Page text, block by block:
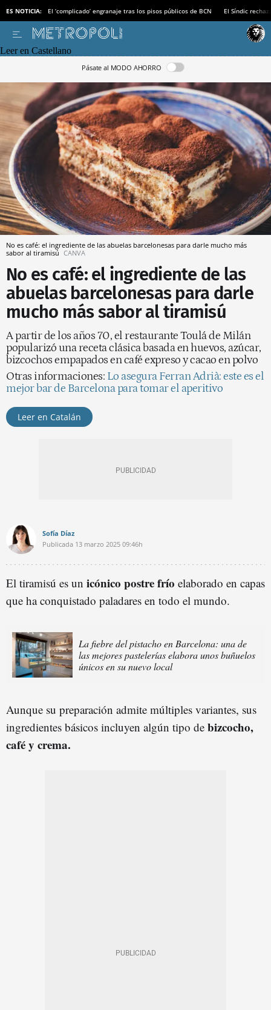
ES NOTICIA: El ‘complicado’ engranaje tras los pisos públicos de BCN El Síndic
Leer en Castellano
Pásate al MODO AHORRO
No es café: el ingrediente de las abuelas barcelonesas para darle mucho más
sabor al tiramisú CANVA
No es café: el ingrediente de las
abuelas barcelonesas para darle
mucho más sabor al tiramisú
A partir de los años 70, el restaurante Toulá de Milán
popularizó una receta clásica basada en huevos, azúcar,
bizcochos empapados en café expreso y cacao en polvo
Otras informaciones: Lo asegura Ferran Adrià: este es el
mejor bar de Barcelona para tomar el aperitivo
Leer en Catalán
Sofía Díaz
Publicada 13 marzo 2025 09:46h
El tiramisú es un icónico postre frío elaborado en capas
que ha conquistado paladares en todo el mundo.
La fiebre del pistacho en Barcelona: una de
las mejores pastelerías elabora unos buñuelos
únicos en su nuevo local
Aunque su preparación admite múltiples variantes, sus
ingredientes básicos incluyen algún tipo de bizcocho,
café y crema.